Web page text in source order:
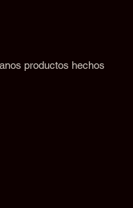
productos hechos